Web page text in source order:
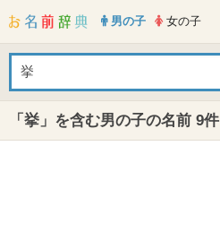
男の子 女の子
「挙」を含む男の子の名前 9件